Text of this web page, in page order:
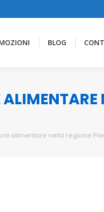
BLOG
alimentare nella regione